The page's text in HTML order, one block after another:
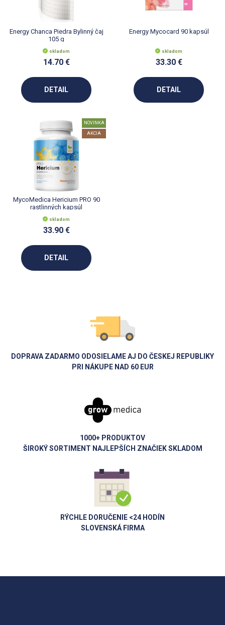
Energy Chanca Piedra Bylinný čaj
105 g
skladom
14.70 €
DETAIL
Energy Mycocard 90 kapsúl
skladom
33.30 €
DETAIL
NOVINKA
AKCIA
MycoMedica Hericium PRO 90
rastlinných kapsúl
skladom
33.90 €
DETAIL
DOPRAVA ZADARMO ODOSIELAME AJ DO ČESKEJ REPUBLIKY
PRI NÁKUPE NAD 60 EUR
1000+ PRODUKTOV
ŠIROKÝ SORTIMENT NAJLEPŠÍCH ZNAČIEK SKLADOM
RÝCHLE DORUČENIE <24 HODÍN
SLOVENSKÁ FIRMA